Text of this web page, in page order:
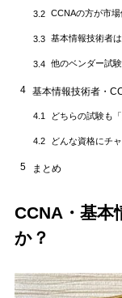
3.2 CCNAの方が市
3.3 基本情報技術者
3.4 他のベンダー試験
4 基本情報技術者・
4.1 どちらの試験も
4.2 どんな資格にチ
5 まとめ
CCNA・基本
か？